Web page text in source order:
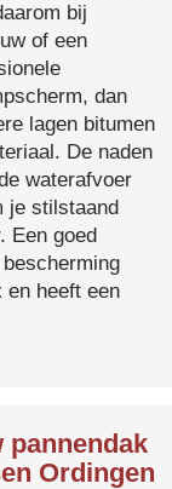
bij
of een
dan
lagen bitumen
De naden
waterafvoer
je stilstaand
Een goed
en heeft een
pannendak
Ordingen